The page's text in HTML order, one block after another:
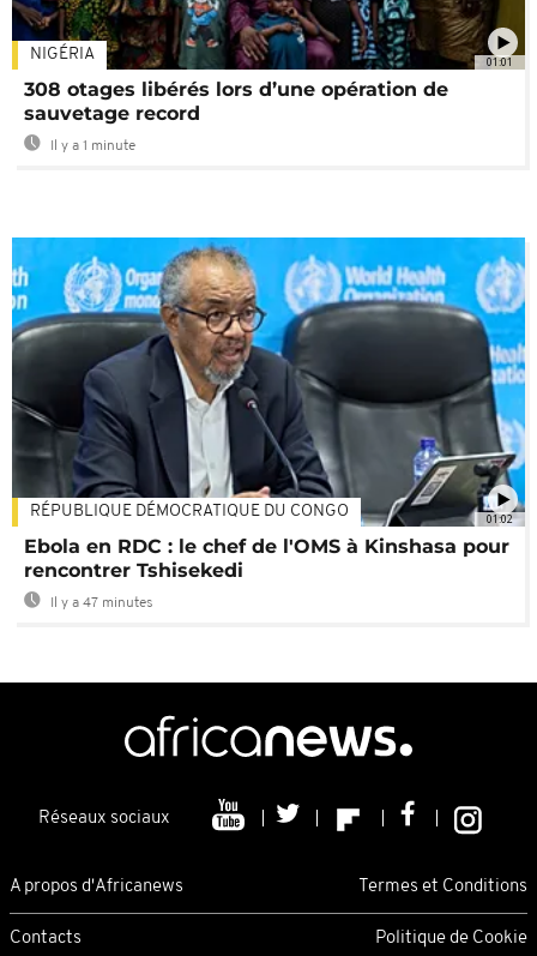
01:01
NIGÉRIA
308 otages libérés lors d’une opération de
sauvetage record
Il y a 1 minute
01:02
RÉPUBLIQUE DÉMOCRATIQUE DU CONGO
Ebola en RDC : le chef de l'OMS à Kinshasa pour
rencontrer Tshisekedi
Il y a 47 minutes
Réseaux sociaux
A propos d'Africanews Termes et Conditions
Contacts Politique de Cookie